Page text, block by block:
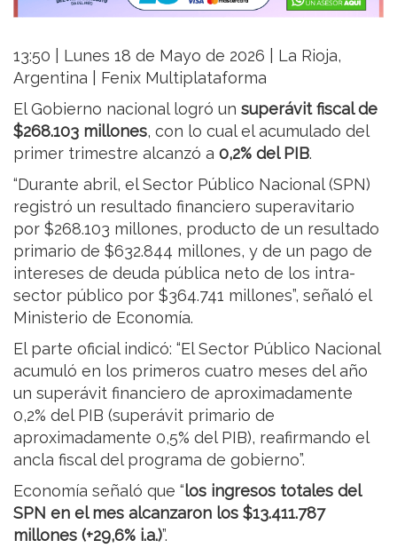
13:50 | Lunes 18 de Mayo de 2026 | La Rioja,
Argentina | Fenix Multiplataforma
El Gobierno nacional logró un superávit fiscal de
$268.103 millones, con lo cual el acumulado del
primer trimestre alcanzó a 0,2% del PIB.
“Durante abril, el Sector Público Nacional (SPN)
registró un resultado financiero superavitario
por $268.103 millones, producto de un resultado
primario de $632.844 millones, y de un pago de
intereses de deuda pública neto de los intra-
sector público por $364.741 millones”, señaló el
Ministerio de Economía.
El parte oficial indicó: “El Sector Público Nacional
acumuló en los primeros cuatro meses del año
un superávit financiero de aproximadamente
0,2% del PIB (superávit primario de
aproximadamente 0,5% del PIB), reafirmando el
ancla fiscal del programa de gobierno”.
Economía señaló que “los ingresos totales del
SPN en el mes alcanzaron los $13.411.787
millones (+29,6% i.a.)”.